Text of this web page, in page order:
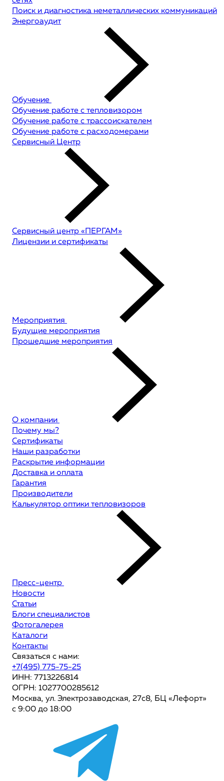
Поиск и диагностика неметаллических коммуникаций
Энергоаудит
Обучение
Обучение работе с тепловизором
Обучение работе с трассоискателем
Обучение работе с расходомерами
Сервисный Центр
Сервисный центр «ПЕРГАМ»
Лицензии и сертификаты
Мероприятия
Будущие мероприятия
Прошедшие мероприятия
О компании
Почему мы?
Сертификаты
Наши разработки
Раскрытие информации
Доставка и оплата
Гарантия
Производители
Калькулятор оптики тепловизоров
Пресс-центр
Новости
Статьи
Блоги специалистов
Фотогалерея
Каталоги
Контакты
Связаться с нами:
+7(495) 775-75-25
ИНН: 7713226814
ОГРН: 1027700285612
Москва, ул. Электрозаводская, 27с8, БЦ «Лефорт»
с 9:00 до 18:00